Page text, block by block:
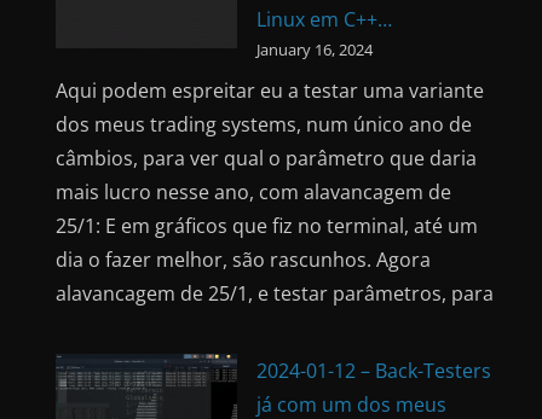
Linux em C++…
January 16, 2024
Aqui podem espreitar eu a testar uma variante
dos meus trading systems, num único ano de
câmbios, para ver qual o parâmetro que daria
mais lucro nesse ano, com alavancagem de
25/1: E em gráficos que fiz no terminal, até um
dia o fazer melhor, são rascunhos. Agora
alavancagem de 25/1, e testar parâmetros, para
2024-01-12 – Back-Testers
já com um dos meus